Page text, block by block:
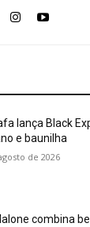
lança Black
e baunilha
de 2026
combina